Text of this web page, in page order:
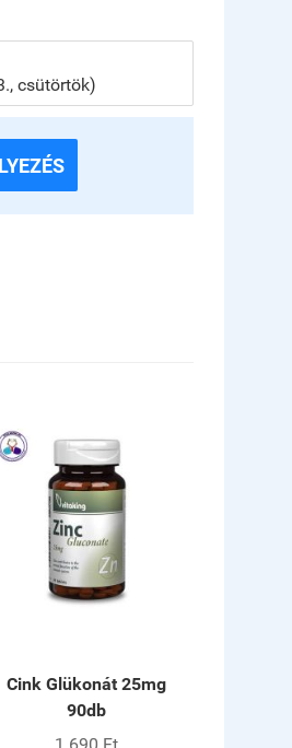
csütörtök)
Cink Glükonát 25mg
90db